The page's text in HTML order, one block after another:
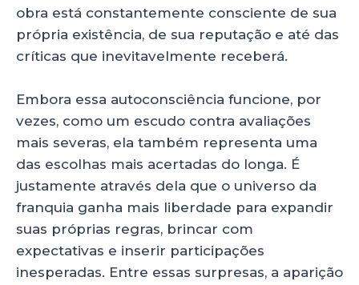
obra está constantemente consciente de sua
própria existência, de sua reputação e até das
críticas que inevitavelmente receberá.
Embora essa autoconsciência funcione, por
vezes, como um escudo contra avaliações
mais severas, ela também representa uma
das escolhas mais acertadas do longa. É
justamente através dela que o universo da
franquia ganha mais liberdade para expandir
suas próprias regras, brincar com
expectativas e inserir participações
inesperadas. Entre essas surpresas, a aparição